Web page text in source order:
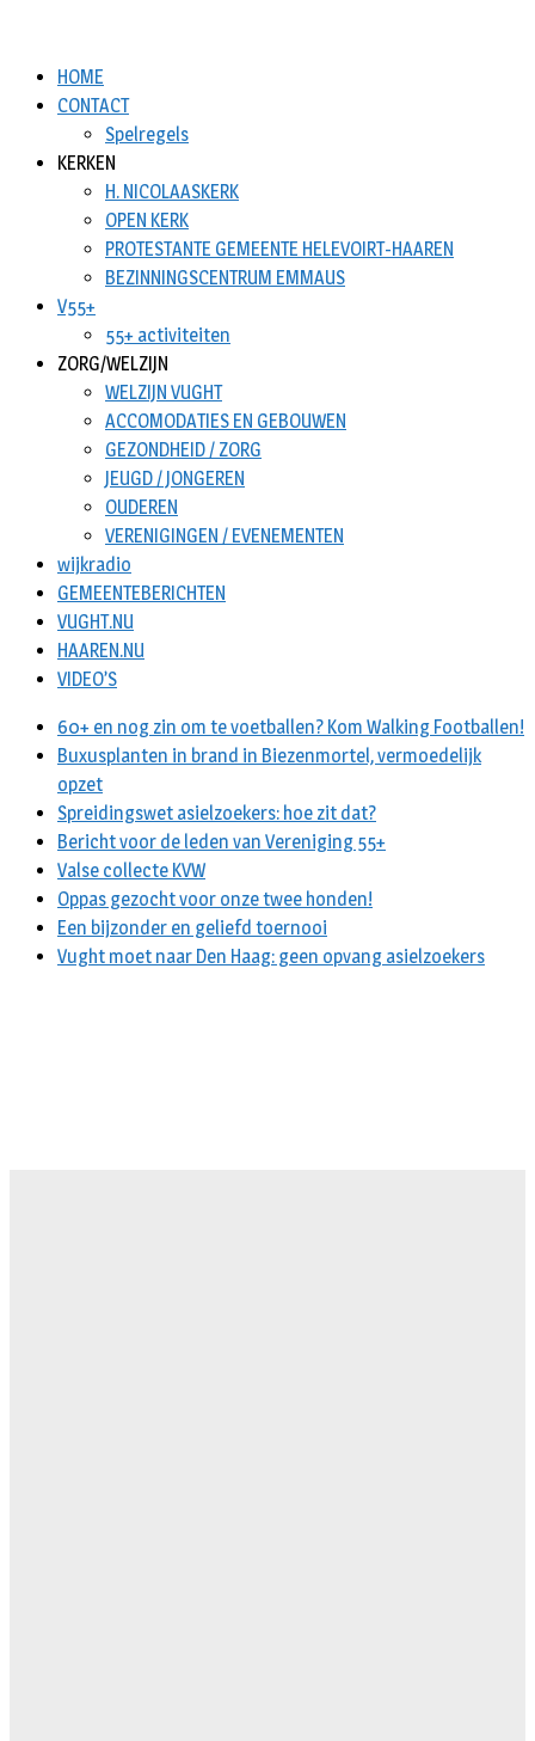
HOME
CONTACT
Spelregels
KERKEN
H. NICOLAASKERK
OPEN KERK
PROTESTANTE GEMEENTE HELEVOIRT-HAAREN
BEZINNINGSCENTRUM EMMAUS
V55+
55+ activiteiten
ZORG/WELZIJN
WELZIJN VUGHT
ACCOMODATIES EN GEBOUWEN
GEZONDHEID / ZORG
JEUGD / JONGEREN
OUDEREN
VERENIGINGEN / EVENEMENTEN
wijkradio
GEMEENTEBERICHTEN
VUGHT.NU
HAAREN.NU
VIDEO’S
60+ en nog zin om te voetballen? Kom Walking Footballen!
Buxusplanten in brand in Biezenmortel, vermoedelijk
opzet
Spreidingswet asielzoekers: hoe zit dat?
Bericht voor de leden van Vereniging 55+
Valse collecte KVW
Oppas gezocht voor onze twee honden!
Een bijzonder en geliefd toernooi
Vught moet naar Den Haag: geen opvang asielzoekers